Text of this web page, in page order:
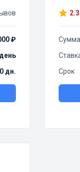
₽
дн.
2.3
Сумма
Срок